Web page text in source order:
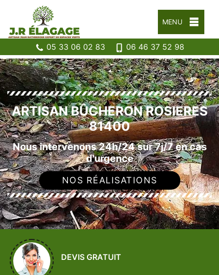
MENU
05 33 06 02 83 06 46 37 52 98
ARTISAN BÛCHERON ROSIERES
81400
Nous intervenons 24h/24 sur 7j/7 en cas
d'urgence
NOS RÉALISATIONS
DEVIS GRATUIT